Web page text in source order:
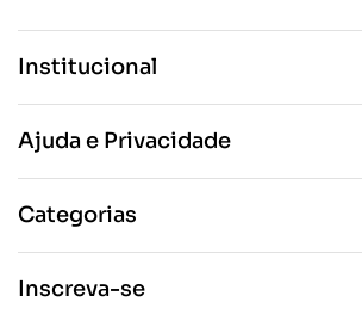
Institucional
Ajuda e Privacidade
Categorias
Inscreva-se